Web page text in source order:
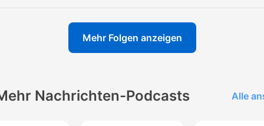
Mehr Folgen anzeigen
Nachrichten-Podcasts Alle